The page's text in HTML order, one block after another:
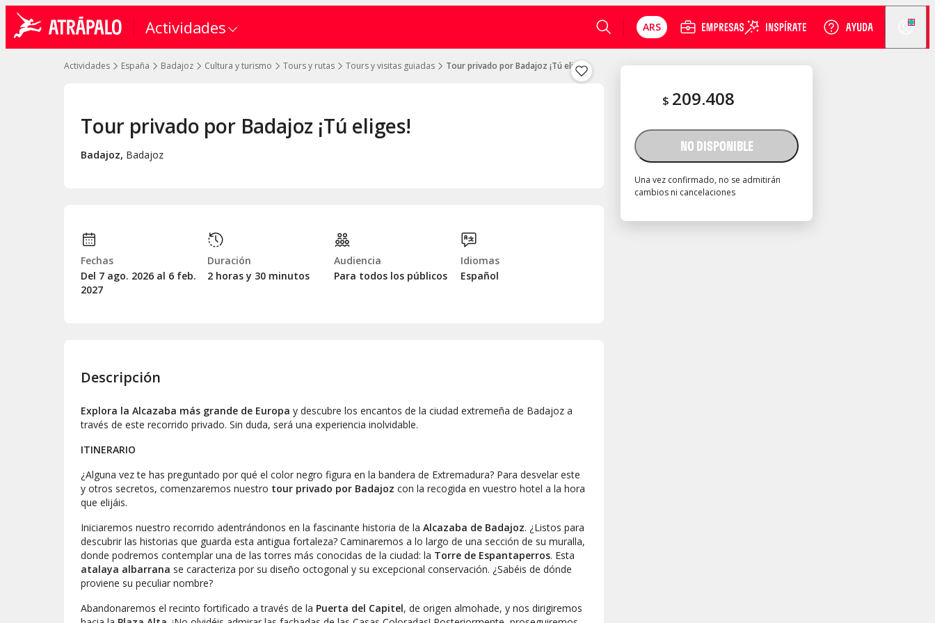
Actividades ARS
Actividades España Badajoz Cultura y turismo Tours y rutas Tours y visitas guiadas Tour privado por Badajoz ¡Tú eliges!
$ 209.408
NO DISPONIBLE
Una vez confirmado, no se admitirán
cambios ni cancelaciones
Tour privado por Badajoz ¡Tú eliges!
Badajoz, Badajoz
Fechas
Del 7 ago. 2026 al 6 feb.
2027
Duración
2 horas y 30 minutos
Audiencia
Para todos los públicos
Idiomas
Español
Descripción
Explora la Alcazaba más grande de Europa y descubre los encantos de la ciudad extremeña de Badajoz a
través de este recorrido privado. Sin duda, será una experiencia inolvidable.
ITINERARIO
¿Alguna vez te has preguntado por qué el color negro figura en la bandera de Extremadura? Para desvelar este
y otros secretos, comenzaremos nuestro tour privado por Badajoz con la recogida en vuestro hotel a la hora
que elijáis.
Iniciaremos nuestro recorrido adentrándonos en la fascinante historia de la Alcazaba de Badajoz. ¿Listos para
descubrir las historias que guarda esta antigua fortaleza? Caminaremos a lo largo de una sección de su muralla,
donde podremos contemplar una de las torres más conocidas de la ciudad: la Torre de Espantaperros. Esta
atalaya albarrana se caracteriza por su diseño octogonal y su excepcional conservación. ¿Sabéis de dónde
proviene su peculiar nombre?
Abandonaremos el recinto fortificado a través de la Puerta del Capitel, de origen almohade, y nos dirigiremos